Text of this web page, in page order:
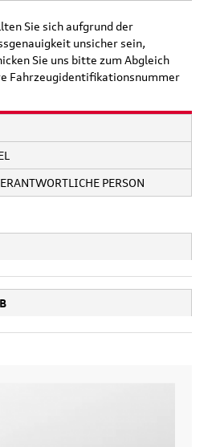
Sie sich aufgrund der
unsicher sein,
Sie uns bitte zum Abgleich
Fahrzeugidentifikationsnummer
PERSON